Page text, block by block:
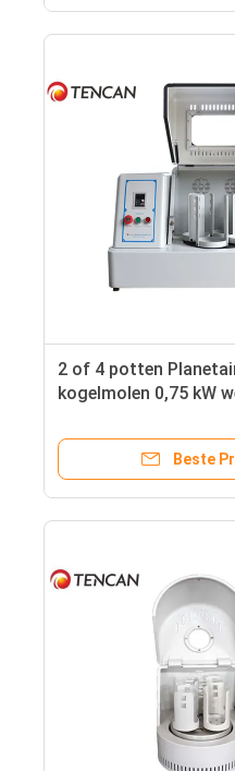
2 of 4 potten
kogelmolen 0,75 kW
Beste